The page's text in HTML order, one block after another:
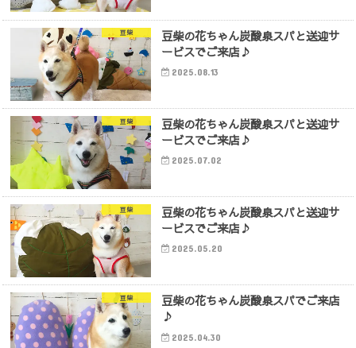
豆柴
豆柴の花ちゃん炭酸泉スパと送迎サ
ービスでご来店♪
2025.08.13
豆柴
豆柴の花ちゃん炭酸泉スパと送迎サ
ービスでご来店♪
2025.07.02
豆柴
豆柴の花ちゃん炭酸泉スパと送迎サ
ービスでご来店♪
2025.05.20
豆柴
豆柴の花ちゃん炭酸泉スパでご来店
♪
2025.04.30